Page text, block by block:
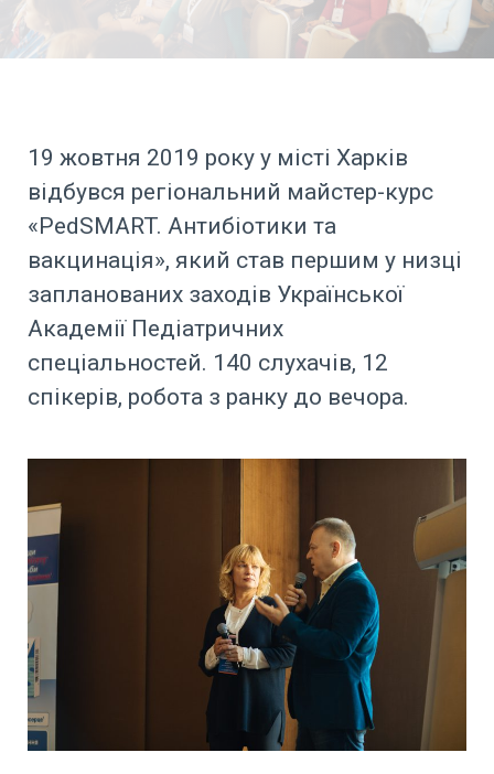
19 жовтня 2019 року у місті Харків
відбувся регіональний майстер-курс
«PedSMART. Антибіотики та
вакцинація», який став першим у низці
запланованих заходів Української
Академії Педіатричних
спеціальностей. 140 слухачів, 12
спікерів, робота з ранку до вечора.